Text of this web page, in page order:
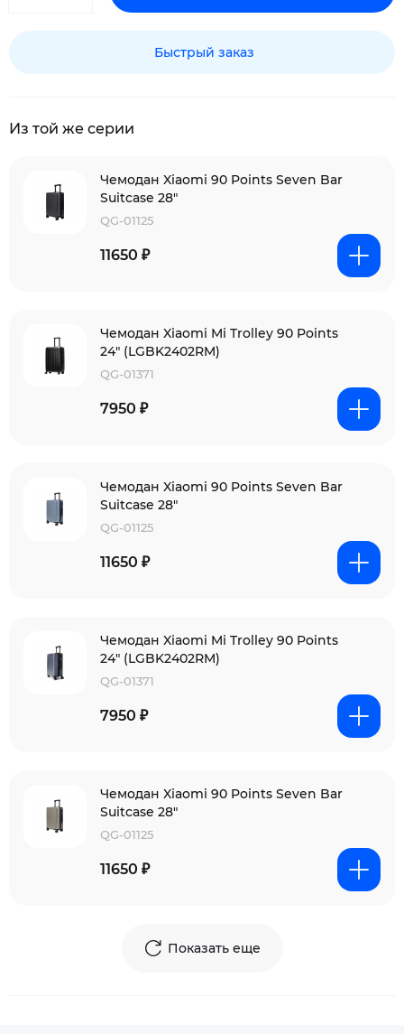
Быстрый заказ
Из той же серии
Чемодан Xiaomi 90 Points Seven Bar
Suitcase 28"
QG-01125
11650 ₽
Чемодан Xiaomi Mi Trolley 90 Points
24" (LGBK2402RM)
QG-01371
7950 ₽
Чемодан Xiaomi 90 Points Seven Bar
Suitcase 28"
QG-01125
11650 ₽
Чемодан Xiaomi Mi Trolley 90 Points
24" (LGBK2402RM)
QG-01371
7950 ₽
Чемодан Xiaomi 90 Points Seven Bar
Suitcase 28"
QG-01125
11650 ₽
Показать еще